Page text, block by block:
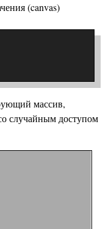
(canvas)
массив,
случайным доступом